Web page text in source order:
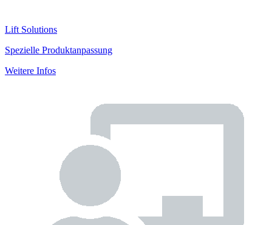
Lift Solutions
Spezielle Produktanpassung
Weitere Infos